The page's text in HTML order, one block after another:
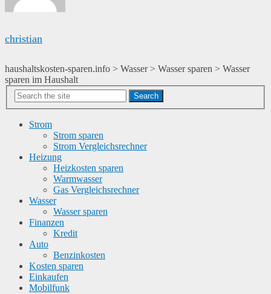
christian
haushaltskosten-sparen.info > Wasser> Wasser sparen > Wasser
sparen im Haushalt
Search
Strom
Strom sparen
Strom Vergleichsrechner
Heizung
Heizkosten sparen
Warmwasser
Gas Vergleichsrechner
Wasser
Wasser sparen
Finanzen
Kredit
Auto
Benzinkosten
Kosten sparen
Einkaufen
Mobilfunk